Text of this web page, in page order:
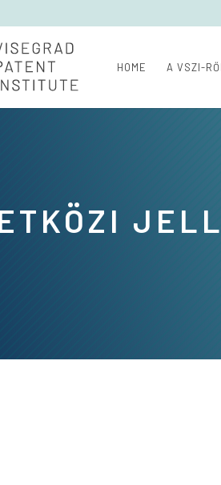
HOME A VSZI-RŐL